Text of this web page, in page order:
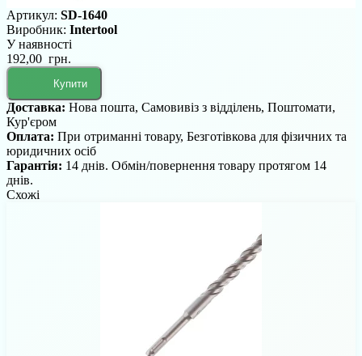
Артикул: SD-1640
Виробник: Intertool
У наявності
192,00 грн.
Купити
Доставка: Нова пошта, Самовивіз з відділень, Поштомати,
Кур'єром
Оплата: При отриманні товару, Безготівкова для фізичних та
юридичних осіб
Гарантія: 14 днів. Обмін/повернення товару протягом 14
днів.
Схожі